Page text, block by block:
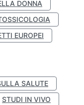
DONNA
EUROPEI
SALUTE
STUDI IN VIVO